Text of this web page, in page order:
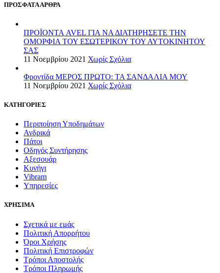
ΠΡΟΣΦΑΤΑ ΑΡΘΡΑ
ΠΡΟΪΟΝΤΑ AVEL ΓΙΑ ΝΑ ΔΙΑΤΗΡΗΣΕΤΕ ΤΗΝ
ΟΜΟΡΦΙΑ ΤΟΥ ΕΣΩΤΕΡΙΚΟΥ ΤΟΥ ΑΥΤΟΚΙΝΗΤΟΥ
ΣΑΣ
11 Νοεμβρίου 2021 Χωρίς Σχόλια
Φροντίδα ΜΕΡΟΣ ΠΡΩΤΟ: ΤΑ ΣΑΝΔΑΛΙΑ ΜΟΥ
11 Νοεμβρίου 2021 Χωρίς Σχόλια
ΚΑΤΗΓΟΡΙΕΣ
Περιποίηση Υποδημάτων
Ανδρικά
Πάτοι
Οδηγός Συντήρησης
Αξεσουάρ
Κυνήγι
Vibram
Υπηρεσίες
ΧΡΗΣΙΜΑ
Σχετικά με εμάς
Πολιτική Απορρήτου
Όροι Χρήσης
Πολιτική Επιστροφών
Τρόποι Αποστολής
Τρόποι Πληρωμής